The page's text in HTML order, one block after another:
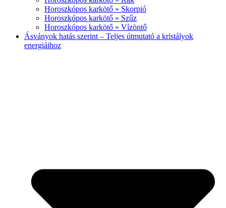
Horoszkópos karkötő » Skorpió
Horoszkópos karkötő » Szűz
Horoszkópos karkötő » Vízöntő
Ásványok hatás szerint – Teljes útmutató a kristályok
energiáihoz